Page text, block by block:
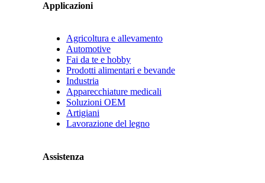
Applicazioni
Agricoltura e allevamento
Automotive
Fai da te e hobby
Prodotti alimentari e bevande
Industria
Apparecchiature medicali
Soluzioni OEM
Artigiani
Lavorazione del legno
Assistenza